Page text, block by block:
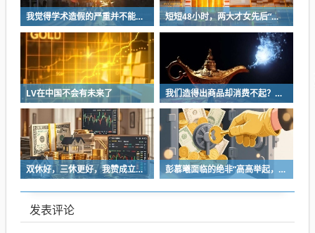
我觉得学术造假的严重并不能一味地怪学术界 短短48小时，两大才女先后“翻车”！
LV在中国不会有未来了 我们造得出商品却消费不起？中国决不会是这样的！
双休好，三休更好，我赞成立法强制双休 彭慕曦面临的绝非“高高举起，轻轻放下”
发表评论